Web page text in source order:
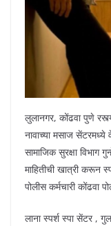
लुलानगर, कोंढवा पुणे
नावाच्या मसाज सेंटरमध्ये
सामाजिक सुरक्षा विभाग
माहितीची खात्री करून
पोलीस कर्मचारी कोंढवा
लाना स्पर्श स्पा सेंटर ,